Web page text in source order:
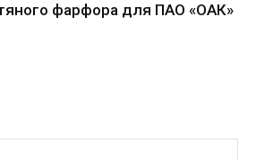
фарфора для ПАО «ОАК»